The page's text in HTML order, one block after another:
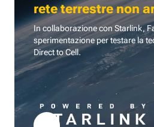
rete terrestre non
In collaborazione con Starlink,
sperimentazione per testare la
Direct to Cell.